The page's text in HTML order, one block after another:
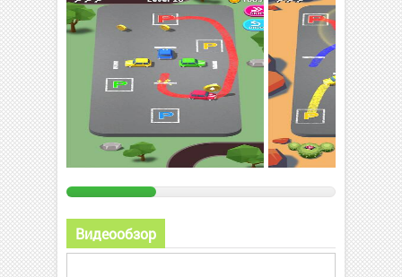
Видеообзор